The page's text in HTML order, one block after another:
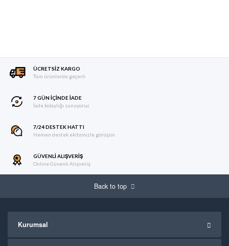
ÜCRETSIZ KARGO
Tüm ürünlerde geçerli
7 GÜN IÇINDE İADE
İade kolaylığı sunuyoruz
7/24 DESTEK HATTI
Hemen destek ekibimizle görüşün
GÜVENLI ALIŞVERIŞ
Online Güvenli Alışveriş
Back to top
Kurumsal